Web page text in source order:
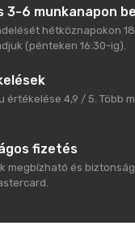
3-6 munkanapon
hétköznapokon
(pénteken 16:30-ig).
értékelése 4,9 / 5. Több
fizetés
megbízható és